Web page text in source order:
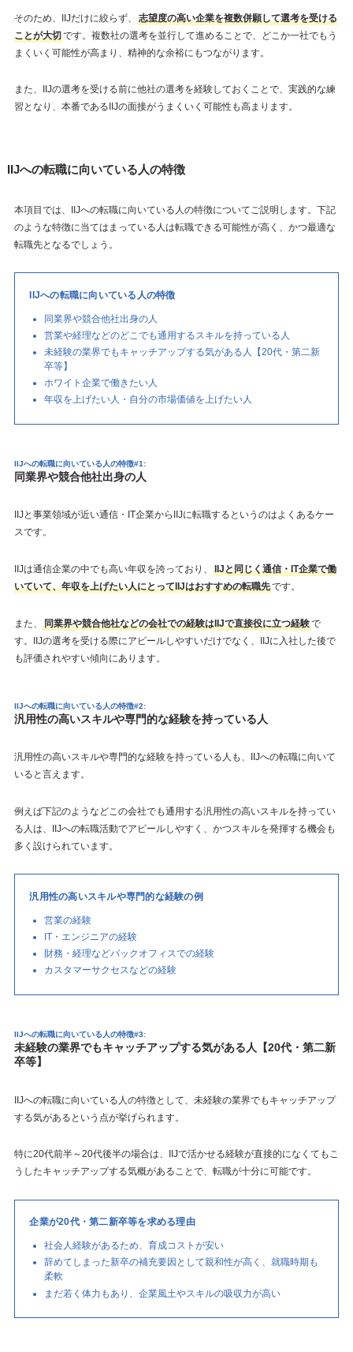
そのため、IIJだけに絞らず、
志望度の高い企業を複数併願して選考を受ける
ことが大切です。複数社の選考を並行して進めることで、どこか一社でもう
まくいく可能性が高まり、精神的な余裕にもつながります。
また、IIJの選考を受ける前に他社の選考を経験しておくことで、実践的な練
習となり、本番であるIIJの面接がうまくいく可能性も高まります。
IIJへの転職に向いている人の特徴
本項目では、IIJへの転職に向いている人の特徴についてご説明します。下記
のような特徴に当てはまっている人は転職できる可能性が高く、かつ最適な
転職先となるでしょう。
IIJへの転職に向いている人の特徴
同業界や競合他社出身の人
営業や経理などのどこでも通用するスキルを持っている人
未経験の業界でもキャッチアップする気がある人【20代・第二新
卒等】
ホワイト企業で働きたい人
年収を上げたい人・自分の市場価値を上げたい人
IIJへの転職に向いている人の特徴#1:
同業界や競合他社出身の人
IIJと事業領域が近い通信・IT企業からIIJに転職するというのはよくあるケー
スです。
IIJは通信企業の中でも高い年収を誇っており、
IIJと同じく通信・IT企業で働
いていて、年収を上げたい人にとってIIJはおすすめの転職先です。
また、 同業界や競合他社などの会社での経験はIIJで直接役に立つ経験で
す。IIJの選考を受ける際にアピールしやすいだけでなく、IIJに入社した後で
も評価されやすい傾向にあります。
IIJへの転職に向いている人の特徴#2:
汎用性の高いスキルや専門的な経験を持っている人
汎用性の高いスキルや専門的な経験を持っている人も、IIJへの転職に向いて
いると言えます。
例えば下記のようなどこの会社でも通用する汎用性の高いスキルを持ってい
る人は、IIJへの転職活動でアピールしやすく、かつスキルを発揮する機会も
多く設けられています。
汎用性の高いスキルや専門的な経験の例
営業の経験
IT・エンジニアの経験
財務・経理などバックオフィスでの経験
カスタマーサクセスなどの経験
IIJへの転職に向いている人の特徴#3:
未経験の業界でもキャッチアップする気がある人【20代・第二新
卒等】
IIJへの転職に向いている人の特徴として、未経験の業界でもキャッチアップ
する気があるという点が挙げられます。
特に20代前半～20代後半の場合は、IIJで活かせる経験が直接的になくてもこ
うしたキャッチアップする気概があることで、転職が十分に可能です。
企業が20代・第二新卒等を求める理由
社会人経験があるため、育成コストが安い
辞めてしまった新卒の補充要因として親和性が高く、就職時期も
柔軟
まだ若く体力もあり、企業風土やスキルの吸収力が高い